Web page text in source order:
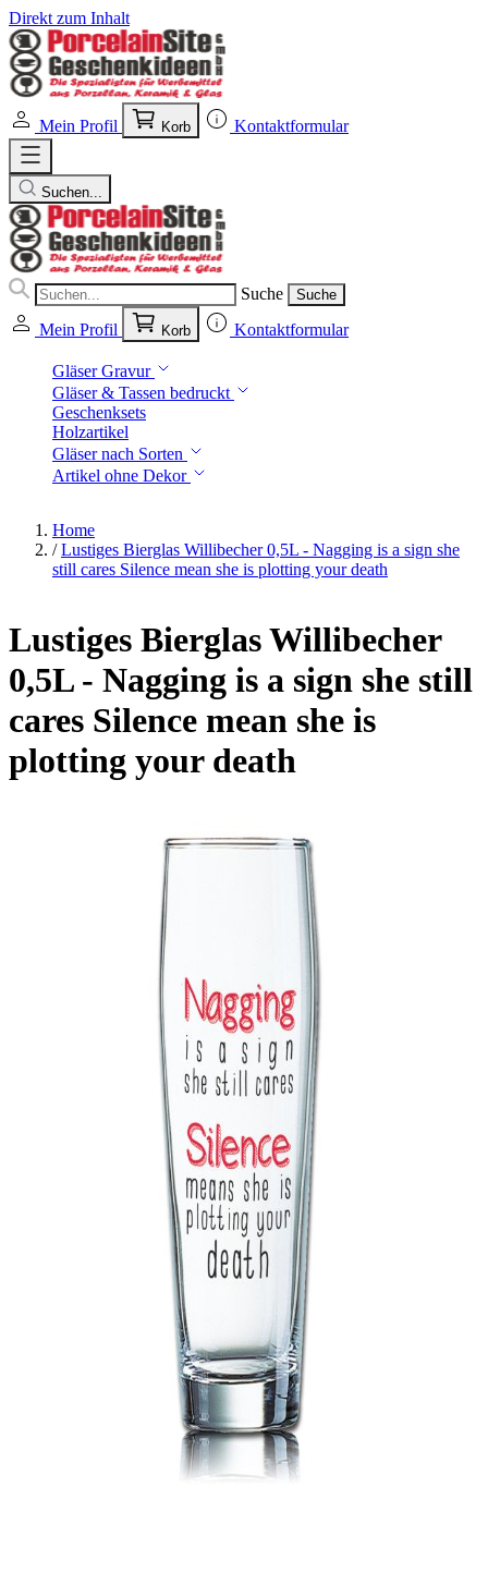
Direkt zum Inhalt
Mein Profil Korb Kontaktformular
Suchen...
Suche Suche
Mein Profil Korb Kontaktformular
Gläser Gravur
Gläser & Tassen bedruckt
Geschenksets
Holzartikel
Gläser nach Sorten
Artikel ohne Dekor
Home
/ Lustiges Bierglas Willibecher 0,5L - Nagging is a sign she
still cares Silence mean she is plotting your death
Lustiges Bierglas Willibecher
0,5L - Nagging is a sign she still
cares Silence mean she is
plotting your death